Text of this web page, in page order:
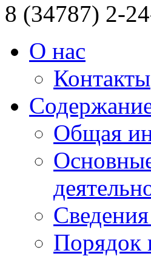
8 (34787) 2-
О нас
Контакты
Общая
Порядок